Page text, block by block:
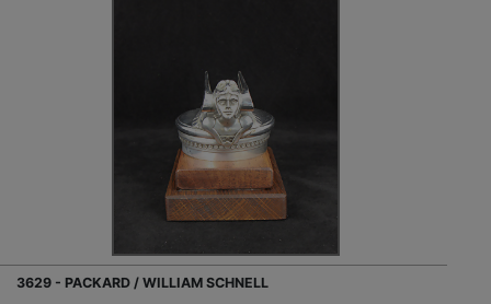
3629 - PACKARD / WILLIAM SCHNELL